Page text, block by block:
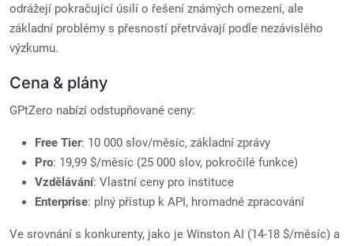
odrážejí pokračující úsilí o řešení známých omezení, ale
základní problémy s přesností přetrvávají podle nezávislého
výzkumu.
Cena & plány
GPtZero nabízí odstupňované ceny:
Free Tier: 10 000 slov/měsíc, základní zprávy
Pro: 19,99 $/měsíc (25 000 slov, pokročilé funkce)
Vzdělávání: Vlastní ceny pro instituce
Enterprise: plný přístup k API, hromadné zpracování
Ve srovnání s konkurenty, jako je Winston AI (14-18 $/měsíc) a